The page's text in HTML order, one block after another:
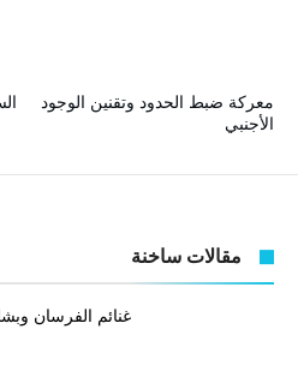
معركة ضبط الحدود وتقنين الوجود
الأجنبي
مقالات ساخنة
غنائم الفرسان